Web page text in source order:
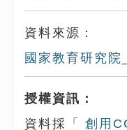
資料來源：
國家教育研究院
授權資訊：
資料採「
創用